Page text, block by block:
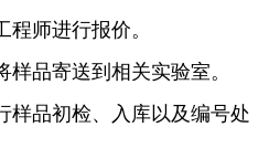
师进行报价。
品寄送到相关实验室。
样品初检、入库以及编号处